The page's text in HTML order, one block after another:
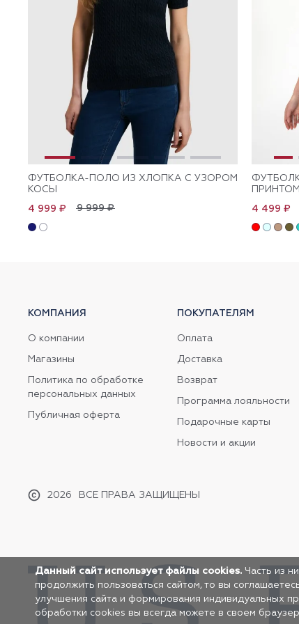
ФУТБОЛКА-ПОЛО ИЗ ХЛОПКА С УЗОРОМ
КОСЫ
9 999 ₽
4 999 ₽ 4 499 ₽
КОМПАНИЯ
О компании
Магазины
Политика по обработке
персональных данных
Публичная оферта
2026 ВСЕ ПРАВА ЗАЩИЩЕНЫ
ПОКУПАТЕЛЯМ
Оплата
Доставка
Возврат
Программа лояльности
Подарочные карты
Новости и акции
Данный сайт использует файлы cookies. Часть из
продолжить пользоваться сайтом, то вы
улучшения сайта и формирования индивидуальных
обработки cookies вы всегда можете в своем